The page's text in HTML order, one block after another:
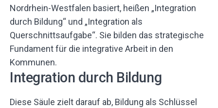
Nordrhein-Westfalen basiert, heißen „Integration
durch Bildung“ und „Integration als
Querschnittsaufgabe“. Sie bilden das strategische
Fundament für die integrative Arbeit in den
Kommunen.
Integration durch Bildung
Diese Säule zielt darauf ab, Bildung als Schlüssel